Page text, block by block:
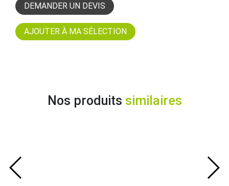
DEMANDER UN DEVIS
Nos produits similaires